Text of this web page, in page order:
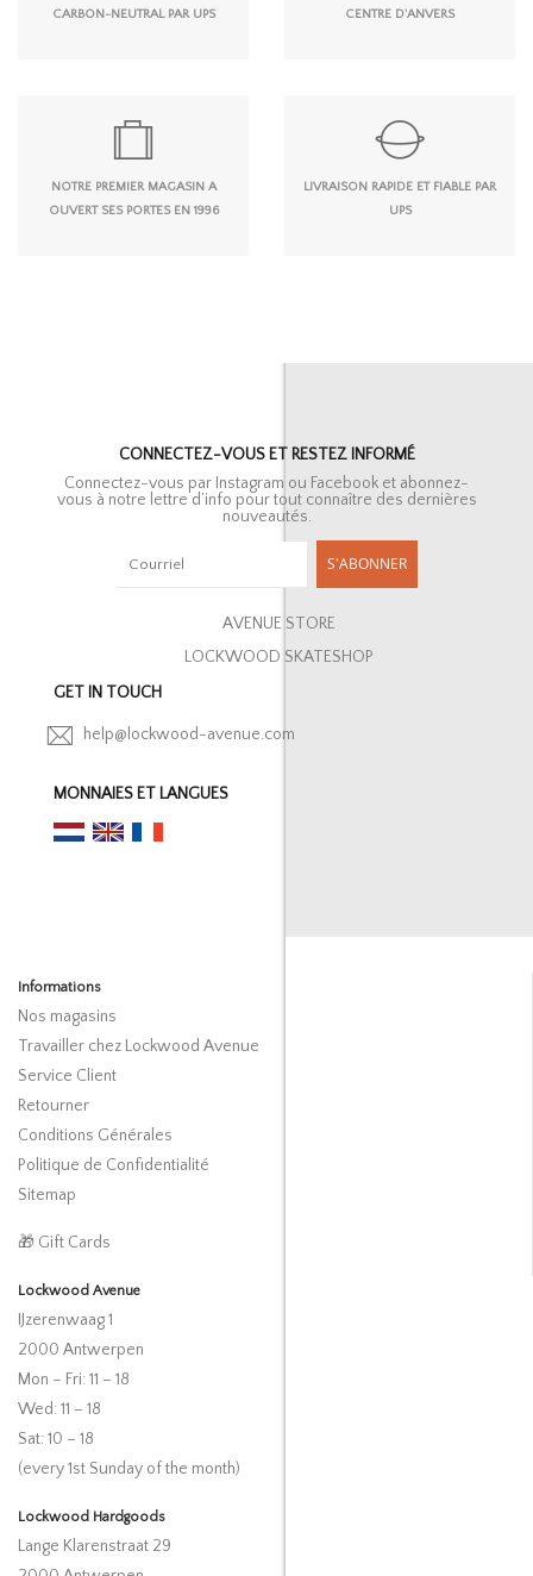
CARBON-NEUTRAL PAR UPS
CENTRE D'ANVERS
NOTRE PREMIER MAGASIN A
OUVERT SES PORTES EN 1996
LIVRAISON RAPIDE ET FIABLE PAR
UPS
CONNECTEZ-VOUS ET RESTEZ INFORMÉ
Connectez-vous par Instagram ou Facebook et abonnez-
vous à notre lettre d’info pour tout connaître des dernières
nouveautés.
S'ABONNER
AVENUE STORE
LOCKWOOD SKATESHOP
GET IN TOUCH
help@lockwood-avenue.com
MONNAIES ET LANGUES
Informations
Nos magasins
Travailler chez Lockwood Avenue
Service Client
Retourner
Conditions Générales
Politique de Confidentialité
Sitemap
🎁 Gift Cards
Lockwood Avenue
IJzerenwaag 1
2000 Antwerpen
Mon – Fri: 11 – 18
Wed: 11 – 18
Sat: 10 – 18
(every 1st Sunday of the month)
Lockwood Hardgoods
Lange Klarenstraat 29